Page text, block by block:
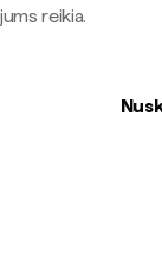
jums reikia.